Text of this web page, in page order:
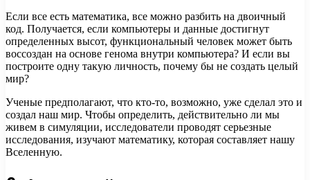
Если все есть математика, все можно разбить на двоичный
код. Получается, если компьютеры и данные достигнут
определенных высот, функциональный человек может быть
воссоздан на основе генома внутри компьютера? И если вы
построите одну такую личность, почему бы не создать целый
мир?
Ученые предполагают, что кто-то, возможно, уже сделал это и
создал наш мир. Чтобы определить, действительно ли мы
живем в симуляции, исследователи проводят серьезные
исследования, изучают математику, которая составляет нашу
Вселенную.